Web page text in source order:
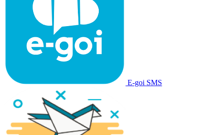
E-goi SMS